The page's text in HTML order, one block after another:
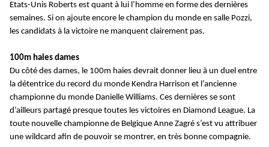
Etats-Unis Roberts est quant à lui l’homme en forme des dernières
semaines. Si on ajoute encore le champion du monde en salle Pozzi,
les candidats à la victoire ne manquent clairement pas.
100m haies dames
Du côté des dames, le 100m haies devrait donner lieu à un duel entre
la détentrice du record du monde Kendra Harrison et l’ancienne
championne du monde Danielle Williams. Ces dernières se sont
d’ailleurs partagé presque toutes les victoires en Diamond League. La
toute nouvelle championne de Belgique Anne Zagré s’est vu attribuer
une wildcard afin de pouvoir se montrer, en très bonne compagnie.